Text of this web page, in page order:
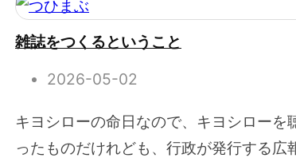
雑誌をつくるということ
2026-05-02
キヨシローの命日なので、キヨシロー
ったものだけれども、行政が発行する